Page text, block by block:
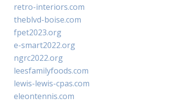
retro-interiors.com
theblvd-boise.com
fpet2023.org
e-smart2022.org
ngrc2022.org
leesfamilyfoods.com
lewis-lewis-cpas.com
eleontennis.com